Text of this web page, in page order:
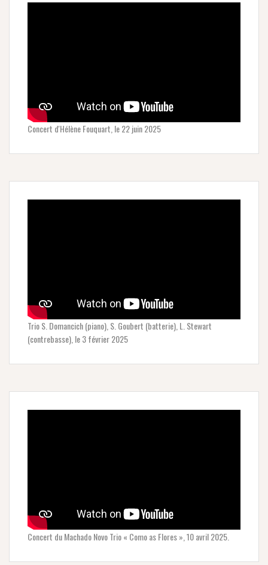
Concert d'Hélène Fouquart, le 22 juin 2025
Trio S. Domancich (piano), S. Goubert (batterie), L. Stewart
(contrebasse), le 3 février 2025
Concert du Machado Novo Trio « Como as Flores », 10 avril 2025.